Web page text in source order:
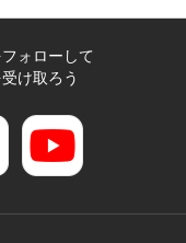
ォローして
け取ろう